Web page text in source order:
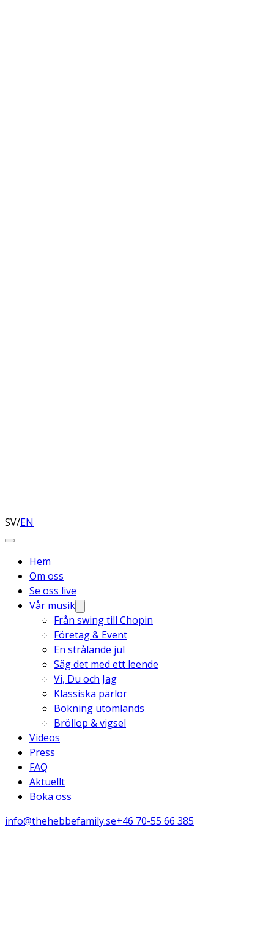
SV/EN
Hem
Om oss
Se oss live
Vår musik
Från swing till Chopin
Företag & Event
En strålande jul
Säg det med ett leende
Vi, Du och Jag
Klassiska pärlor
Bokning utomlands
Bröllop & vigsel
Videos
Press
FAQ
Aktuellt
Boka oss
info@thehebbefamily.se+46 70-55 66 385